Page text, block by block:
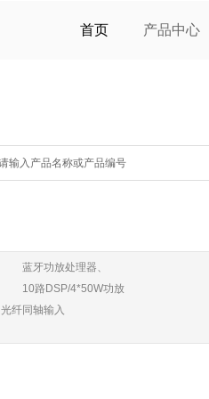
首页 产品中心
蓝牙功放处理器、
10路 DSP/4*50W功放
光纤同轴输入